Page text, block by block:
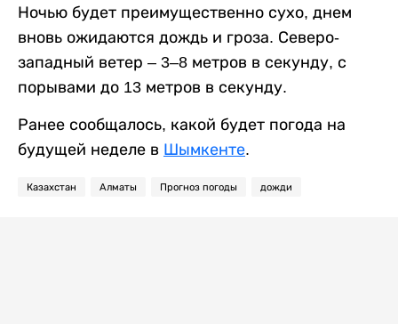
Ночью будет преимущественно сухо, днем
вновь ожидаются дождь и гроза. Северо-
западный ветер – 3–8 метров в секунду, с
порывами до 13 метров в секунду.
Ранее сообщалось, какой будет погода на
будущей неделе в Шымкенте.
Казахстан Алматы Прогноз погоды дожди